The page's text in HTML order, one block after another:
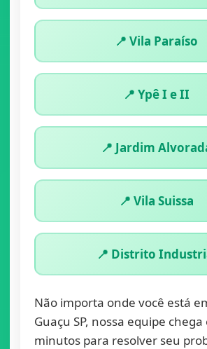
📍 Vila Paraíso
📍 Ypê I e II
📍 Jardim
📍 Vila Suissa
📍 Distrito
Não importa onde você está
Guaçu SP, nossa equipe
minutos para resolver seu